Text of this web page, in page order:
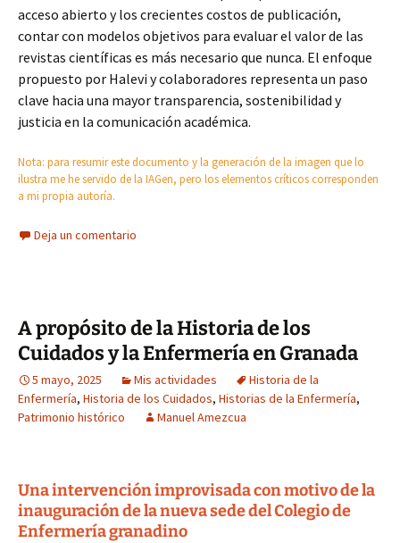
acceso abierto y los crecientes costos de publicación,
contar con modelos objetivos para evaluar el valor de las
revistas científicas es más necesario que nunca. El enfoque
propuesto por Halevi y colaboradores representa un paso
clave hacia una mayor transparencia, sostenibilidad y
justicia en la comunicación académica.
Nota: para resumir este documento y la generación de la imagen que lo
ilustra me he servido de la IAGen, pero los elementos críticos corresponden
a mi propia autoría.
Deja un comentario
A propósito de la Historia de los
Cuidados y la Enfermería en Granada
5 mayo, 2025 Mis actividades
Historia de la
Enfermería, Historia de los Cuidados, Historias de la Enfermería,
Patrimonio histórico
Manuel Amezcua
Una intervención improvisada con motivo de la
inauguración de la nueva sede del Colegio de
Enfermería granadino